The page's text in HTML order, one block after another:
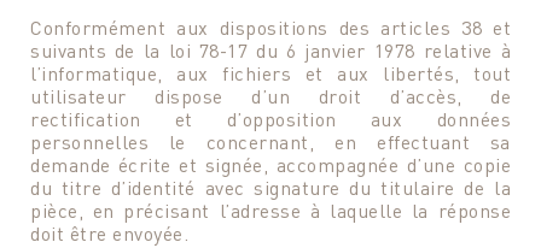
Conformément aux dispositions des articles 38 et
suivants de la loi 78-17 du 6 janvier 1978 relative à
l’informatique, aux fichiers et aux libertés, tout
utilisateur dispose d’un droit d’accès, de
rectification et d’opposition aux données
personnelles le concernant, en effectuant sa
demande écrite et signée, accompagnée d’une copie
du titre d’identité avec signature du titulaire de la
pièce, en précisant l’adresse à laquelle la réponse
doit être envoyée.